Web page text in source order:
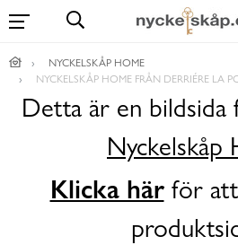
NYCKELSKÅP HOME
NYCKELSKÅP HOME FRÅN DERRIÉRE LA
Detta är en
Nyckelskåp
Klicka härför att